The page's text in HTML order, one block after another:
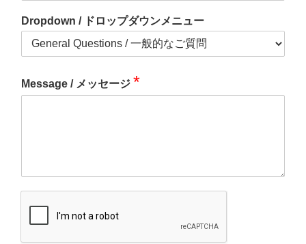
Dropdown / ドロップダウンメニュー
Message / メッセージ *